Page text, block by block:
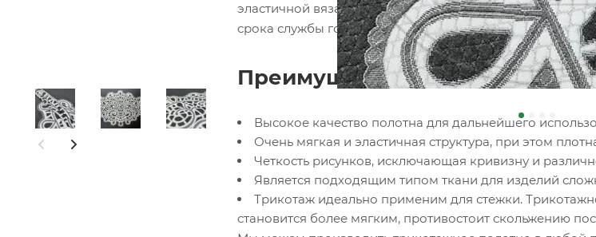
эластичной вязаной структуры, он с легкостью
срока службы готового матраса.
Преимущества трикотажа
Высокое качество полотна для дальнейшего
Очень мягкая и эластичная структура, при этом
Четкость рисунков, исключающая кривизну и
Является подходящим типом ткани для изделий
Трикотаж идеально применим для стежки.
становится более мягким, противостоит скольжению